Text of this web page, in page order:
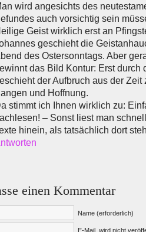
wird angesichts des
auch vorsichtig sein
Geist wirklich erst an
geschieht die
des Ostersonntags. Aber
das Bild Kontur: Erst durch
der Aufbruch aus der Zeit
und Hoffnung.
stimmt ich Ihnen wirklich zu:
– Sonst liest man
hinein, als tatsächlich dort
einen Kommentar
Name (erforderlich)
E-Mail, wird nicht